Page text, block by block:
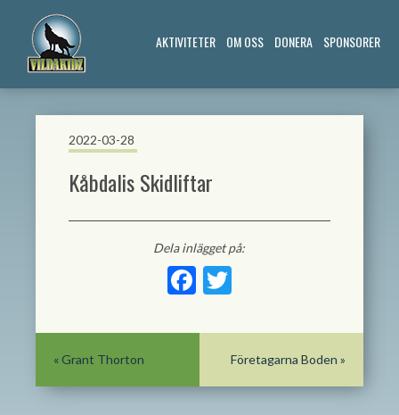
AKTIVITETER OM OSS DONERA SPONSORER
2022-03-28
Kåbdalis Skidliftar
Dela inlägget på:
Facebook
Twitter
Företagarna Boden »
« Grant Thorton